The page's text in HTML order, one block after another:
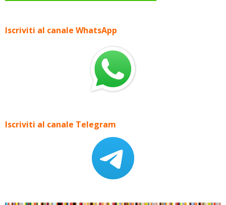
Iscriviti al canale WhatsApp
Iscriviti al canale Telegram